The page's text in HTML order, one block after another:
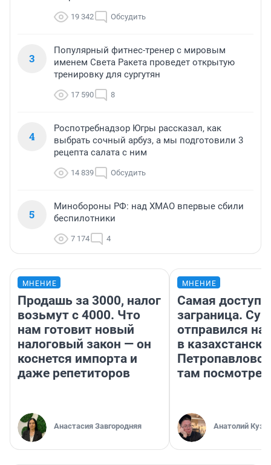
19 342 Обсудить
3
Популярный фитнес-тренер с мировым
именем Света Ракета проведет открытую
тренировку для сургутян
17 590 8
4
Роспотребнадзор Югры рассказал, как
выбрать сочный арбуз, а мы подготовили 3
рецепта салата с ним
14 839 Обсудить
5
Минобороны РФ: над ХМАО впервые сбили
беспилотники
7 174 4
МНЕНИЕ
Продашь за 3000, налог
возьмут с 4000. Что
нам готовит новый
налоговый закон — он
коснется импорта и
даже репетиторов
Анастасия Завгородняя
МНЕНИЕ
Самая
заграница.
отправился
в
там
Анатолий